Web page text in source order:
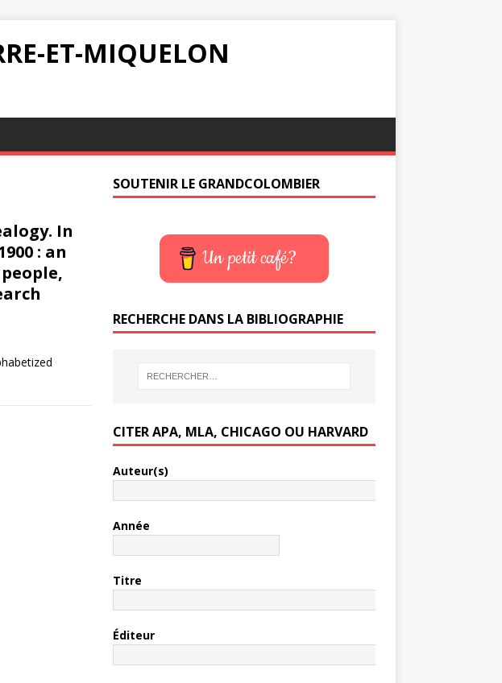
ET-MIQUELON
In
: an
SOUTENIR LE GRANDCOLOMBIER
Un petit café?
RECHERCHE DANS LA BIBLIOGRAPHIE
CITER APA, MLA, CHICAGO OU HARVARD
Auteur(s)
Année
Titre
Éditeur